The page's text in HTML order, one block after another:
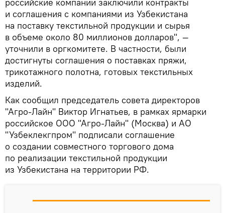
и соглашения с компаниями из Узбекистана
на поставку текстильной продукции и сырья
в объеме около 80 миллионов долларов", —
уточнили в оргкомитете. В частности, были
достигнуты соглашения о поставках пряжи,
трикотажного полотна, готовых текстильных
изделий.
Как сообщил председатель совета директоров
"Агро-Лайн" Виктор Игнатьев, в рамках ярмарки
российское ООО "Агро-Лайн" (Москва) и АО
"Узбеклекгпром" подписали соглашение
о создании совместного торгового дома
по реализации текстильной продукции
из Узбекистана на территории РФ.